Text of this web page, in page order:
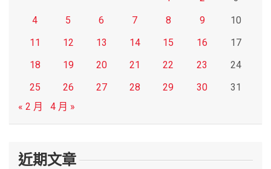
4
5 6 7 8 9
10
11
12 13 14 15 16
17
18
19 20 21 22 23
24
25
26 27 28 29 30
31
« 2 月
4 月 »
近期文章